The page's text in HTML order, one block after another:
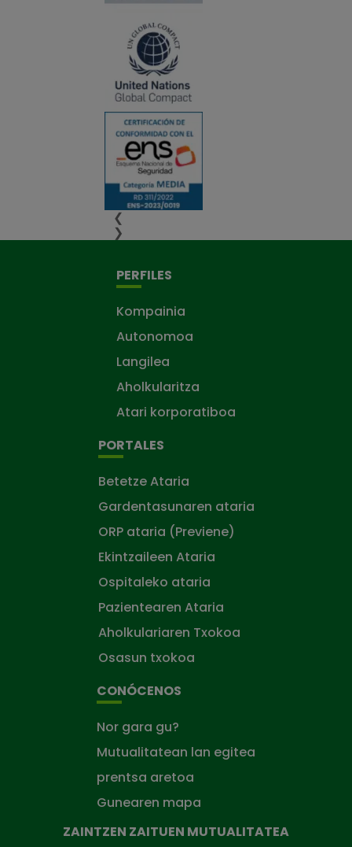
❮
❯
PERFILES
Kompainia
Autonomoa
Langilea
Aholkularitza
Atari korporatiboa
PORTALES
Betetze Ataria
Gardentasunaren ataria
ORP ataria (Previene)
Ekintzaileen Ataria
Ospitaleko ataria
Pazientearen Ataria
Aholkulariaren Txokoa
Osasun txokoa
CONÓCENOS
Nor gara gu?
Mutualitatean lan egitea
prentsa aretoa
Gunearen mapa
ZAINTZEN ZAITUEN MUTUALITATEA